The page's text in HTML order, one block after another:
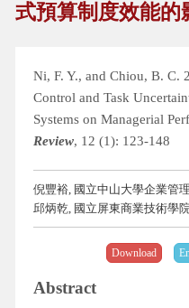
式預算制度效能的
Ni, F. Y., and Chiou, B. C.
Control and Task
Systems on Managerial
Review, 12 (1): 123-148
倪豐裕, 國立中山大學企業管
邱炳乾, 國立屏東商業技術學
Download
Abstract